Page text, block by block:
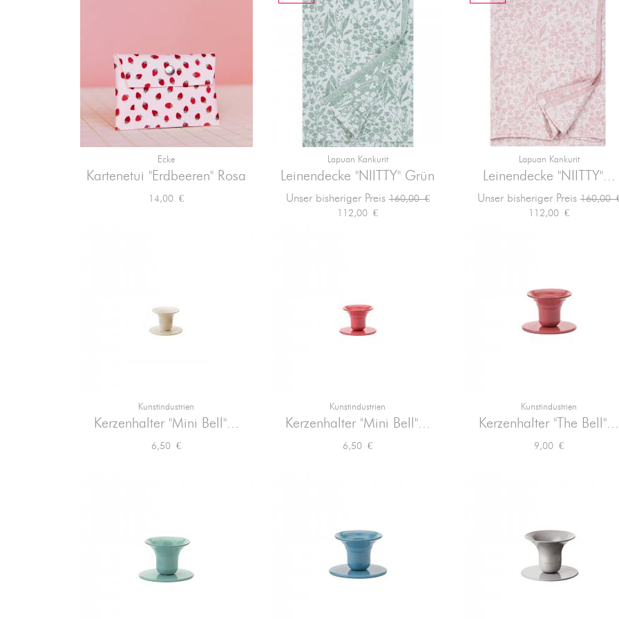
Ecke
Kartenetui "Erdbeeren" Rosa
Preis
14,00 €
Vorschau
Lapuan Kankurit
Leinendecke "NIITTY" Grün
Unser bisheriger PreisVerkaufspreis
160,00 €Preis
112,00 €
Vorschau
Lapuan Kankurit
Leinendecke "NIITTY"...
Unser bisheriger Preis160,00
112,00 €
 Vorschau
Kunstindustrien
Kerzenhalter "Mini Bell"...
Preis
6,50 €
Vorschau
Kunstindustrien
Kerzenhalter "Mini Bell"...
Preis
6,50 €
Vorschau
Kunstindustrien
Kerzenhalter "The Bell"...
Preis
9,00 €
Vorschau